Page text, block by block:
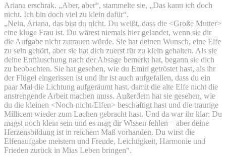
Ariana erschrak. „Aber, aber“, stammelte sie, „Das kann ich doch
nicht. Ich bin doch viel zu klein dafür“.
„Nein, Ariana, das bist du nicht. Du weißt, dass die <Große Mutter>
eine kluge Frau ist. Du wärest niemals hier gelandet, wenn sie dir
die Aufgabe nicht zutrauen würde. Sie hat deinen Wunsch, eine Elfe
zu sein gehört, aber sie hat dich zuerst für zu klein gehalten. Als sie
deine Enttäuschung nach der Absage bemerkt hat, begann sie dich
zu beobachten. Sie hat gesehen, wie du Emiri getröstet hast, als ihr
der Flügel eingerissen ist und ihr ist auch aufgefallen, dass du ein
paar Mal die Lichtung aufgeräumt hast, damit die alte Elfe nicht die
anstrengende Arbeit machen muss. Außerdem hat sie gesehen, wie
du die kleinen <Noch-nicht-Elfen> beschäftigt hast und die traurige
Millicent wieder zum Lachen gebracht hast. Und da war ihr klar: Du
magst noch klein sein und es mag dir Wissen fehlen – aber deine
Herzensbildung ist in reichem Maß vorhanden. Du wirst die
Elfenaufgabe meistern und Freude, Leichtigkeit, Harmonie und
Frieden zurück in Mias Leben bringen“.